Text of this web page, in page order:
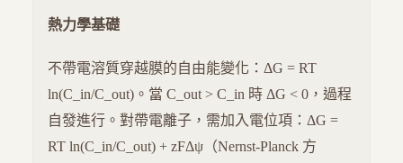
熱力學基礎
不帶電溶質穿越膜的自由能變化：ΔG = RT
ln(C_in/C_out)。當 C_out > C_in 時 ΔG < 0，過程
自發進行。對帶電離子，需加入電位項：ΔG =
RT ln(C_in/C_out) + zFΔψ（Nernst-Planck 方